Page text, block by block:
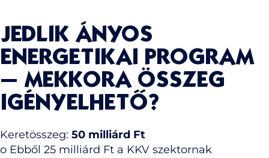
JEDLIK ÁNYOS
ENERGETIKAI PROGRAM
– MEKKORA ÖSSZEG
IGÉNYELHETŐ?
Keretösszeg: 50 milliárd Ft
o Ebből 25 milliárd Ft a KKV szektornak